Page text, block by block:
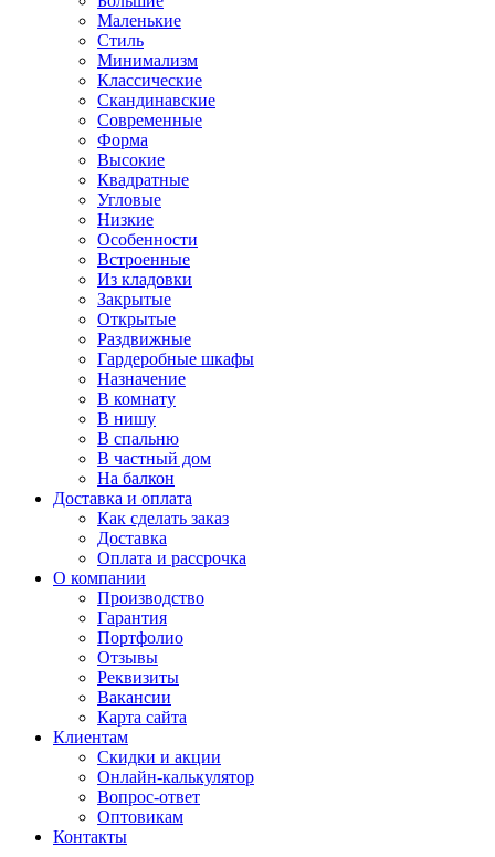
Маленькие
Стиль
Минимализм
Классические
Скандинавские
Современные
Форма
Высокие
Квадратные
Угловые
Низкие
Особенности
Встроенные
Из кладовки
Закрытые
Открытые
Раздвижные
Гардеробные шкафы
Назначение
В комнату
В нишу
В спальню
В частный дом
На балкон
Доставка и оплата
Как сделать заказ
Доставка
Оплата и рассрочка
О компании
Производство
Гарантия
Портфолио
Отзывы
Реквизиты
Вакансии
Карта сайта
Клиентам
Скидки и акции
Онлайн-калькулятор
Вопрос-ответ
Оптовикам
Контакты